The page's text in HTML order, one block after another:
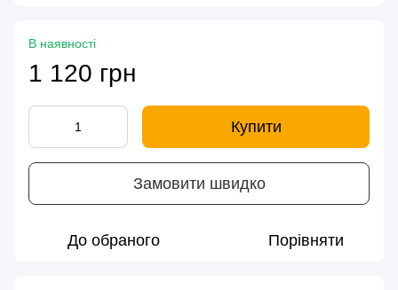
В наявності
1 120 грн
Купити
Замовити швидко
До обраного Порівняти